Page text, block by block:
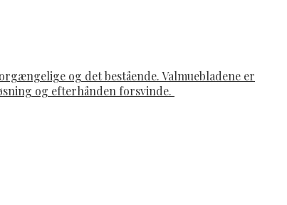
og det bestående. Valmuebladene er
og efterhånden forsvinde.